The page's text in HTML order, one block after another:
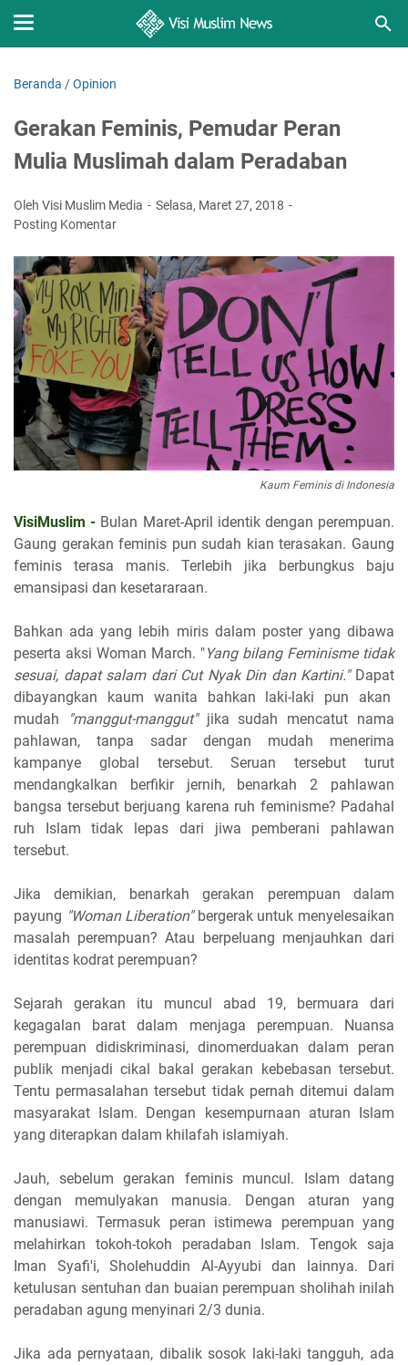
Beranda /Opinion
Gerakan Feminis, Pemudar Peran
Mulia Muslimah dalam Peradaban
Oleh Visi Muslim Media
Selasa, Maret 27, 2018
Posting Komentar
Kaum Feminis di Indonesia
VisiMuslim - Bulan Maret-April identik dengan perempuan.
Gaung gerakan feminis pun sudah kian terasakan. Gaung
feminis terasa manis. Terlebih jika berbungkus baju
emansipasi dan kesetararaan.
Bahkan ada yang lebih miris dalam poster yang dibawa
peserta aksi Woman March. "Yang bilang Feminisme tidak
sesuai, dapat salam dari Cut Nyak Din dan Kartini." Dapat
dibayangkan kaum wanita bahkan laki-laki pun akan
mudah
"manggut-manggut"jika sudah mencatut nama
pahlawan, tanpa sadar dengan mudah menerima
kampanye global tersebut. Seruan tersebut turut
mendangkalkan berfikir jernih, benarkah 2 pahlawan
bangsa tersebut berjuang karena ruh feminisme? Padahal
ruh Islam tidak lepas dari jiwa pemberani pahlawan
tersebut.
Jika demikian, benarkah gerakan perempuan dalam
payung "Woman Liberation"bergerak untuk menyelesaikan
masalah perempuan? Atau berpeluang menjauhkan dari
identitas kodrat perempuan?
Sejarah gerakan itu muncul abad 19, bermuara dari
kegagalan barat dalam menjaga perempuan. Nuansa
perempuan didiskriminasi, dinomerduakan dalam peran
publik menjadi cikal bakal gerakan kebebasan tersebut.
Tentu permasalahan tersebut tidak pernah ditemui dalam
masyarakat Islam. Dengan kesempurnaan aturan Islam
yang diterapkan dalam khilafah islamiyah.
Jauh, sebelum gerakan feminis muncul. Islam datang
dengan memulyakan manusia. Dengan aturan yang
manusiawi. Termasuk peran istimewa perempuan yang
melahirkan tokoh-tokoh peradaban Islam. Tengok saja
Iman Syafi'i, Sholehuddin Al-Ayyubi dan lainnya. Dari
ketulusan sentuhan dan buaian perempuan sholihah inilah
peradaban agung menyinari 2/3 dunia.
Jika ada pernyataan, dibalik sosok laki-laki tangguh, ada